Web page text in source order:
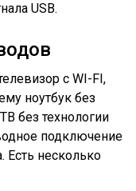
USB.
с WI-FI,
ноутбук без
без технологии
подключение
Есть несколько